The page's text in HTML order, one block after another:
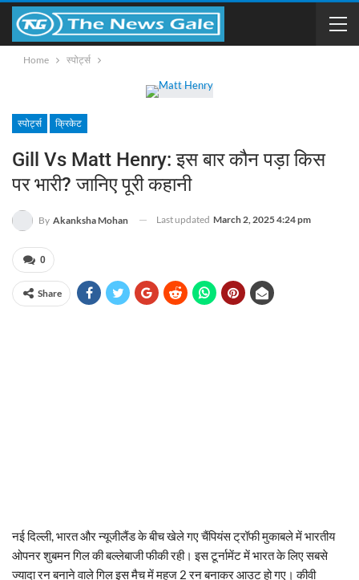
Home स्पोर्ट्स
स्पोर्ट्स क्रिकेट
Gill Vs Matt Henry: इस बार कौन पड़ा किस
पर भारी? जानिए पूरी कहानी
By Akanksha Mohan Last updated March 2, 2025 4:24 pm
0
Share
नई दिल्ली, भारत और न्यूजीलैंड के बीच खेले गए चैंपियंस ट्रॉफी मुकाबले में भारतीय
ओपनर शुबमन गिल की बल्लेबाजी फीकी रही। इस टूर्नामेंट में भारत के लिए सबसे
ज्यादा रन बनाने वाले गिल इस मैच में महज 2 रन बनाकर आउट हो गए। कीवी